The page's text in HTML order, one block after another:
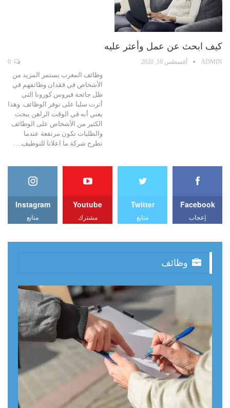
كيف ابحث عن عمل وأعثر عليه
ADMIN أغسطس 10, 2020
وظائف المغرب يستمر المزيد من
الأشخاص في فقدان وظائفهم في
ظل جائحة فيروس كورونا التي
أثرت سلبا على توفر الوظائف. وهذا
يعني أنه في الوقت الراهن يبحث
الكثير من الأشخاص على الوظائف
والطلبات تكون مرتفعة عندما
تطرح شركة ما اعلانا للتوظيف.…
Facebook
إعجاب
Twitter
متابع
Youtube
مشترك
Instagram
متابع
وظائف